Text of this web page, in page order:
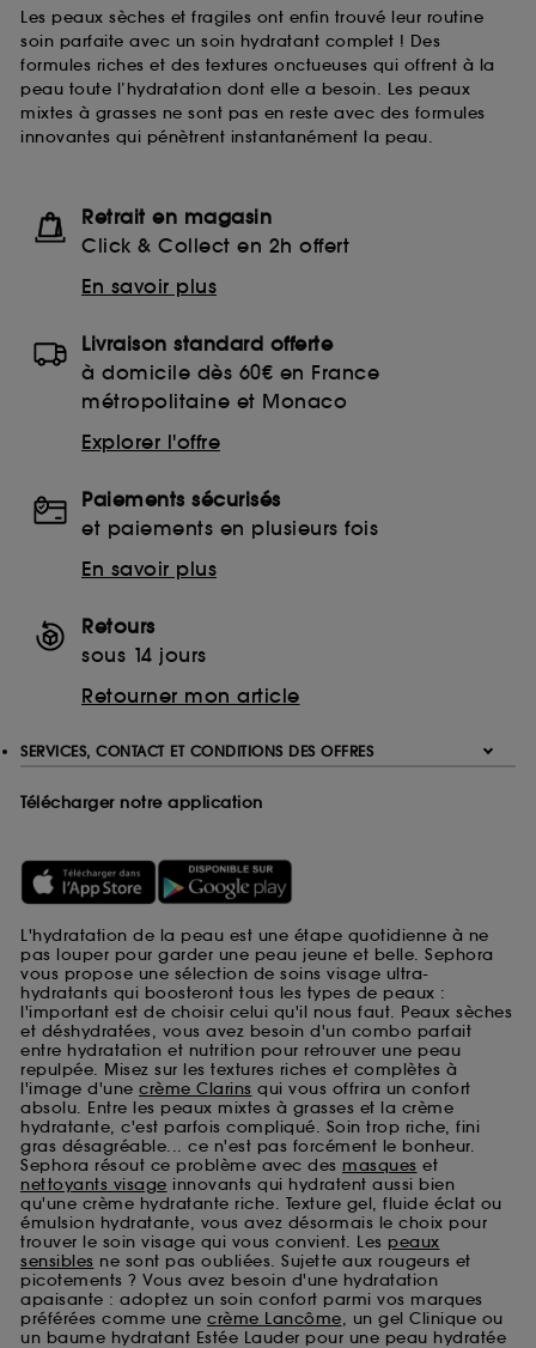
Les peaux sèches et fragiles ont enfin trouvé leur routine
soin parfaite avec un soin hydratant complet ! Des
formules riches et des textures onctueuses qui offrent à la
peau toute l’hydratation dont elle a besoin. Les peaux
mixtes à grasses ne sont pas en reste avec des formules
innovantes qui pénètrent instantanément la peau.
Retrait en magasin
Click & Collect en 2h offert
En savoir plus
Livraison standard offerte
à domicile dès 60€ en France
métropolitaine et Monaco
Explorer l'offre
Paiements sécurisés
et paiements en plusieurs fois
En savoir plus
Retours
sous 14 jours
Retourner mon article
SERVICES, CONTACT ET CONDITIONS DES OFFRES
Télécharger notre application
L'hydratation de la peau est une étape quotidienne à ne
pas louper pour garder une peau jeune et belle. Sephora
vous propose une sélection de soins visage ultra-
hydratants qui boosteront tous les types de peaux :
l'important est de choisir celui qu'il nous faut. Peaux sèches
et déshydratées, vous avez besoin d'un combo parfait
entre hydratation et nutrition pour retrouver une peau
repulpée. Misez sur les textures riches et complètes à
l'image d'une crème Clarins qui vous offrira un confort
absolu. Entre les peaux mixtes à grasses et la crème
hydratante, c'est parfois compliqué. Soin trop riche, fini
gras désagréable... ce n'est pas forcément le bonheur.
Sephora résout ce problème avec des masques et
nettoyants visage innovants qui hydratent aussi bien
qu'une crème hydratante riche. Texture gel, fluide éclat ou
émulsion hydratante, vous avez désormais le choix pour
trouver le soin visage qui vous convient. Les peaux
sensibles ne sont pas oubliées. Sujette aux rougeurs et
picotements ? Vous avez besoin d'une hydratation
apaisante : adoptez un soin confort parmi vos marques
préférées comme une crème Lancôme, un gel Clinique ou
un baume hydratant Estée Lauder pour une peau hydratée